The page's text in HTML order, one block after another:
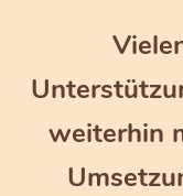
weiterhin